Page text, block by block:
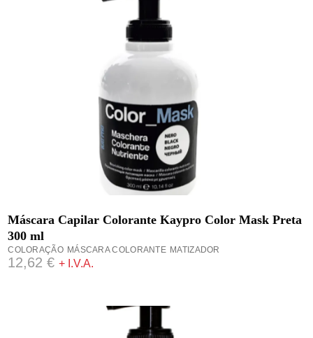
COLORAÇÃO MÁSCARA COLORANTE MATIZADOR
12,62€ + I.V.A.
Máscara Capilar Colorante Kaypro Color Mask Preta
300 ml